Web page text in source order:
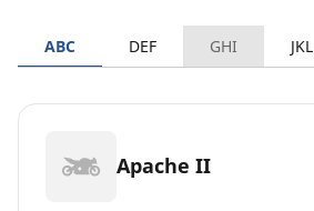
ABC DEF GHI JKL
Apache II